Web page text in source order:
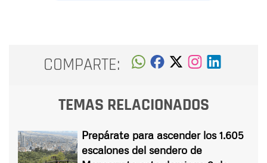
COMPARTE:
TEMAS RELACIONADOS
Prepárate para ascender los 1.605
escalones del sendero de